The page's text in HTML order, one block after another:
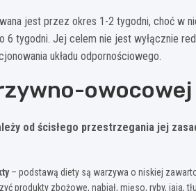
jest przez okres 1-2 tygodni, choć w
6 tygodni. Jej celem nie jest wyłącznie
układu odpornościowego.
owocowej
od ścisłego przestrzegania jej
– podstawą diety są warzywa o niskiej
produkty zbożowe, nabiał, mięso, ryby, jaja,